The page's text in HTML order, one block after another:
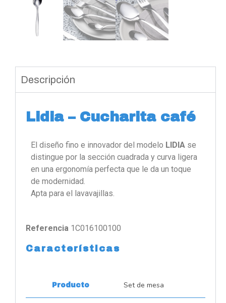
Descripción
Lidia – Cucharita café
El diseño fino e innovador del modelo LIDIA se
distingue por la sección cuadrada y curva ligera
en una ergonomía perfecta que le da un toque
de modernidad.
Apta para el lavavajillas.
Referencia 1C016100100
Características
Producto Set de mesa